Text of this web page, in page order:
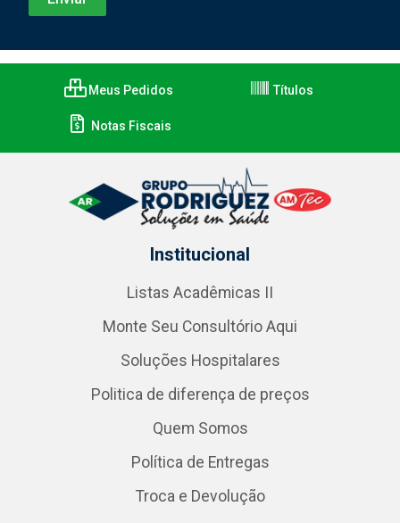
Meus Pedidos Títulos
Notas Fiscais
Institucional
Listas Acadêmicas II
Monte Seu Consultório Aqui
Soluções Hospitalares
Politica de diferença de preços
Quem Somos
Política de Entregas
Troca e Devolução